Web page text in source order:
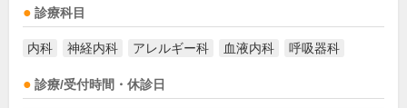
診療科目
内科 神経内科 アレルギー科 血液内科 呼吸器科
診療/受付時間・休診日